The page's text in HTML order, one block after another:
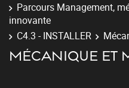
Parcours Management,
innovante
C4.3 - INSTALLER
MÉCANIQUE ET